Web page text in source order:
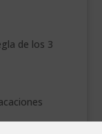
de los 3